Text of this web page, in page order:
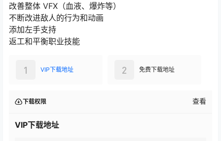
改善整体 VFX（血液、爆炸等）
不断改进敌人的行为和动画
添加左手支持
返工和平衡职业技能
VIP下载地址
1 免费下载地址
2
下载权限 查看
VIP下载地址